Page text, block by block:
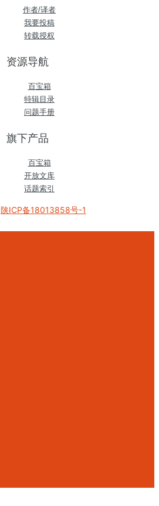
作者/译者
我要投稿
转载授权
资源导航
百宝箱
特辑目录
问题手册
旗下产品
百宝箱
开放文库
话题索引
陕ICP备18013858号-1